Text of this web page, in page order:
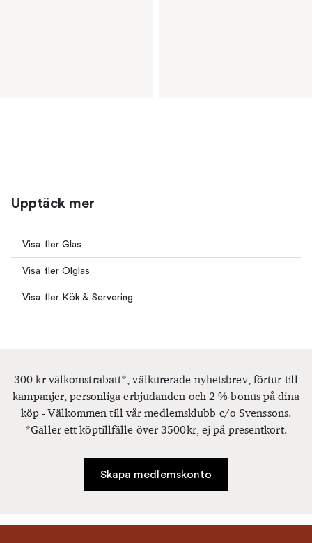
Upptäck mer
Visa fler Glas
Visa fler Ölglas
Visa fler Kök & Servering
300 kr välkomstrabatt*, välkurerade nyhetsbrev, förtur till
kampanjer, personliga erbjudanden och 2 % bonus på dina
köp - Välkommen till vår medlemsklubb c/o Svenssons.
*Gäller ett köptillfälle över 3500kr, ej på presentkort.
Skapa medlemskonto